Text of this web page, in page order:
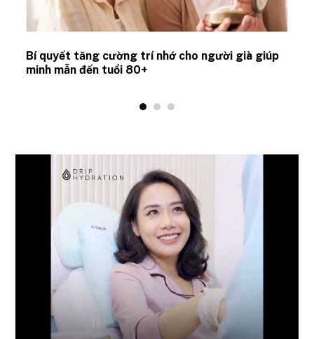
Bí quyết tăng cường trí nhớ cho người già giúp
minh mẫn đến tuổi 80+